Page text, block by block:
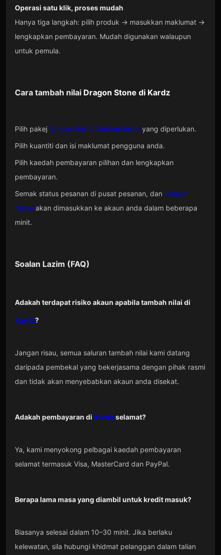
Operasi satu klik, proses mudah
Hanya tiga langkah: pilih produk → masukkan maklumat →
lengkapkan pembayaran. Mudah digunakan walaupun
untuk pemula.
Cara tambah nilai Dragon Stone di Kardz
Pilih pakej Dragon Ball Z Dokkan Battleyang diperlukan.
Pilih kuantiti dan isi maklumat pengguna anda.
Pilih kaedah pembayaran pilihan dan lengkapkan
pembayaran.
Semak status pesanan di pusat pesanan, dan Dragon
Stoneakan dimasukkan ke akaun anda dalam beberapa
minit.
Soalan Lazim (FAQ)
Adakah terdapat risiko akaun apabila tambah nilai di
Kardz?
Jangan risau, semua saluran tambah nilai kami datang
daripada pembekal yang bekerjasama dengan pihak rasmi
dan tidak akan menyebabkan akaun anda disekat.
Adakah pembayaran di Kardzselamat?
Ya, kami menyokong pelbagai kaedah pembayaran
selamat termasuk Visa, MasterCard dan PayPal.
Berapa lama masa yang diambil untuk kredit masuk?
Biasanya selesai dalam 10–30 minit. Jika berlaku
kelewatan, sila hubungi khidmat pelanggan dalam talian